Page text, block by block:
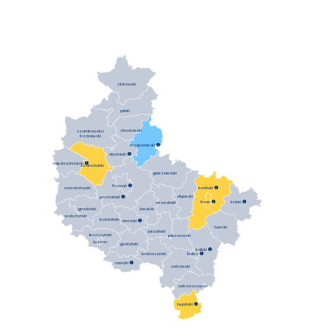
chodzieski
czarnkowsko
trzcianecki
gnieźnieński
gostyński
grodziski
jarociński
kaliski
kępiński
kolski 
koniński 
kościański
krotoszyński
leszczyński
międzychodzki
nowotomyski
obornicki 
ostrowski
ostrzeszowski
pilski
pleszewski
poznański 
rawicki
słupecki
szamotulski
średzki
śremski
turecki
wągrowiecki
wolsztyński
wrzesiński
złotowski
Kalisz 
Konin
Leszno
Poznań 